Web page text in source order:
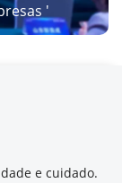
'
e cuidado.